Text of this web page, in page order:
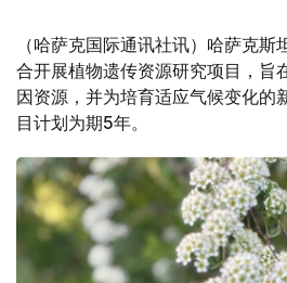
（哈萨克国际通讯社讯）哈萨克
合开展植物遗传资源研究项目，旨
因资源，并为培育适应气候变化的
目计划为期5年。